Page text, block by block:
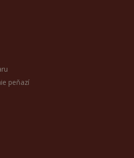
peňazí